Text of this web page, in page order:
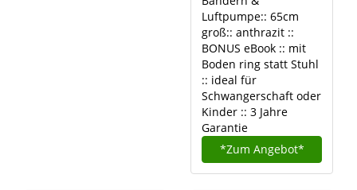
Luftpumpe:: 65cm
groß:: anthrazit ::
BONUS eBook :: mit
Boden ring statt Stuhl
:: ideal für
Schwangerschaft oder
Kinder :: 3 Jahre
Garantie
*Zum Angebot*